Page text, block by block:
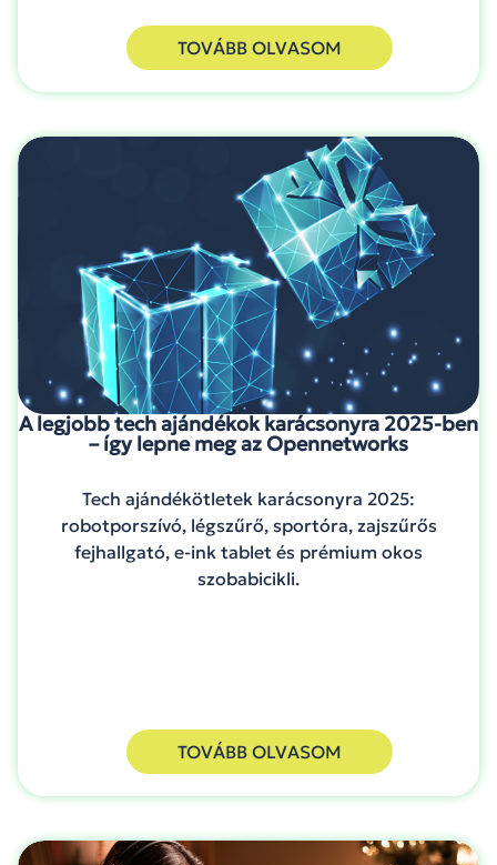
TOVÁBB OLVASOM
A legjobb tech ajándékok karácsonyra 2025-ben
– így lepne meg az Opennetworks
Tech ajándékötletek karácsonyra 2025:
robotporszívó, légszűrő, sportóra, zajszűrős
fejhallgató, e-ink tablet és prémium okos
szobabicikli.
TOVÁBB OLVASOM